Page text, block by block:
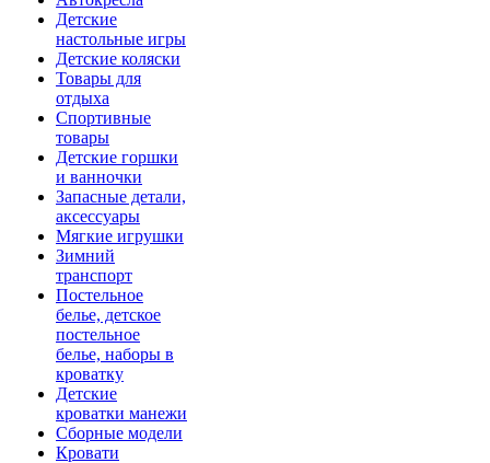
Детские
настольные игры
Детские коляски
Товары для
отдыха
Спортивные
товары
Детские горшки
и ванночки
Запасные детали,
аксессуары
Мягкие игрушки
Зимний
транспорт
Постельное
белье, детское
постельное
белье, наборы в
кроватку
Детские
кроватки манежи
Сборные модели
Кровати